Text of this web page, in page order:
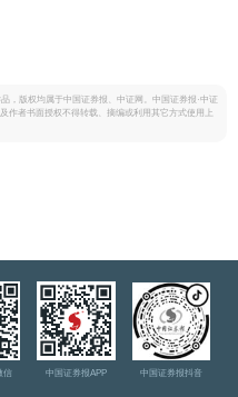
，版权均属于中国证券报、中证网。中国证券报·中证
作者书面授权不得转载、摘编或利用其它方式使用上
信 中国证券报APP 中国证券报抖音